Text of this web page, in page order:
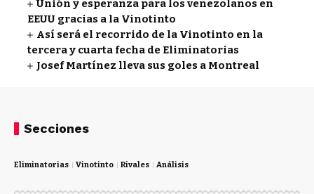
Unión y esperanza para los venezolanos en
EEUU gracias a la Vinotinto
Así será el recorrido de la Vinotinto en la
tercera y cuarta fecha de Eliminatorias
Josef Martínez lleva sus goles a Montreal
Secciones
Eliminatorias Vinotinto Rivales Análisis